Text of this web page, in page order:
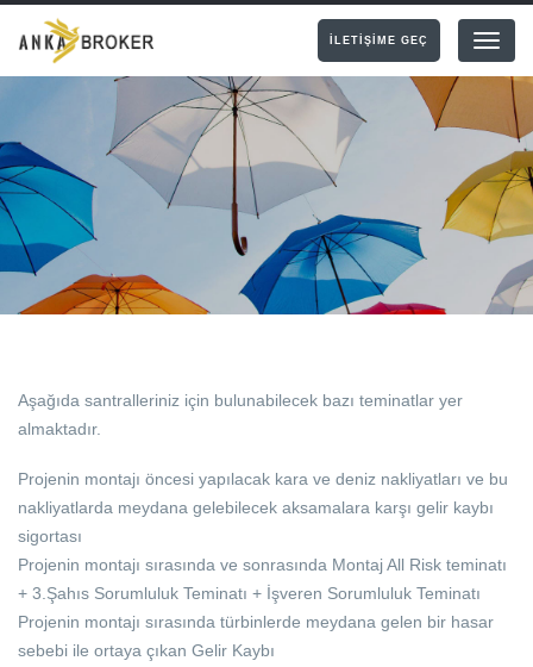
Menu
İLETİŞİME GEÇ
Aşağıda santralleriniz için bulunabilecek bazı teminatlar yer
almaktadır.
Projenin montajı öncesi yapılacak kara ve deniz nakliyatları ve bu
nakliyatlarda meydana gelebilecek aksamalara karşı gelir kaybı
sigortası
Projenin montajı sırasında ve sonrasında Montaj All Risk teminatı
+ 3.Şahıs Sorumluluk Teminatı + İşveren Sorumluluk Teminatı
Projenin montajı sırasında türbinlerde meydana gelen bir hasar
sebebi ile ortaya çıkan Gelir Kaybı